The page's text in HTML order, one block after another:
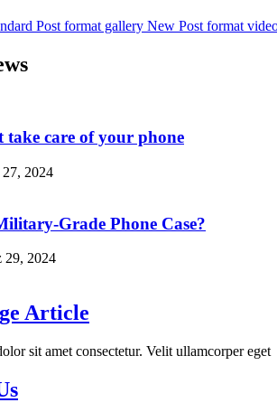
Post format gallery New Post format
take care of your phone
2024
Grade Phone Case?
29, 2024
Article
sit amet consectetur. Velit ullamcorper eget